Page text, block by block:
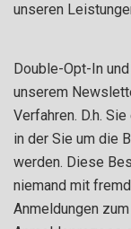
unseren
Double-Opt-In
unserem
Verfahren. D.h.
in der Sie um die
werden. Diese
niemand mit
Anmeldungen